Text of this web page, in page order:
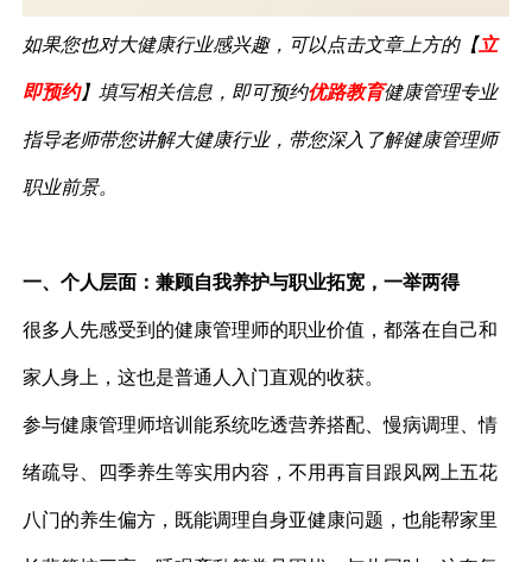
如果您也对大健康行业感兴趣，可以点击文章上方的【立
即预约】填写相关信息，即可预约优路教育健康管理专业
指导老师带您讲解大健康行业，带您深入了解健康管理师
职业前景。
一、个人层面：兼顾自我养护与职业拓宽，一举两得
很多人先感受到的健康管理师的职业价值，都落在自己和
家人身上，这也是普通人入门直观的收获。
参与健康管理师培训能系统吃透营养搭配、慢病调理、情
绪疏导、四季养生等实用内容，不用再盲目跟风网上五花
八门的养生偏方，既能调理自身亚健康问题，也能帮家里